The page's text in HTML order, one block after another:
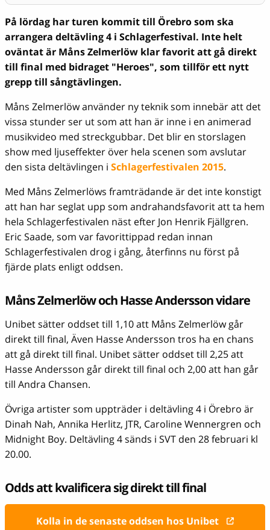
På lördag har turen kommit till Örebro som ska
arrangera deltävling 4 i Schlagerfestival. Inte helt
oväntat är Måns Zelmerlöw klar favorit att gå direkt
till final med bidraget "Heroes", som tillför ett nytt
grepp till sångtävlingen.
Måns Zelmerlöw använder ny teknik som innebär att det
vissa stunder ser ut som att han är inne i en animerad
musikvideo med streckgubbar. Det blir en storslagen
show med ljuseffekter över hela scenen som avslutar
den sista deltävlingen i Schlagerfestivalen 2015.
Med Måns Zelmerlöws framträdande är det inte konstigt
att han har seglat upp som andrahandsfavorit att ta hem
hela Schlagerfestivalen näst efter Jon Henrik Fjällgren.
Eric Saade, som var favorittippad redan innan
Schlagerfestivalen drog i gång, återfinns nu först på
fjärde plats enligt oddsen.
Måns Zelmerlöw och Hasse Andersson vidare
Unibet sätter oddset till 1,10 att Måns Zelmerlöw går
direkt till final, Även Hasse Andersson tros ha en chans
att gå direkt till final. Unibet sätter oddset till 2,25 att
Hasse Andersson går direkt till final och 2,00 att han går
till Andra Chansen.
Övriga artister som uppträder i deltävling 4 i Örebro är
Dinah Nah, Annika Herlitz, JTR, Caroline Wennergren och
Midnight Boy. Deltävling 4 sänds i SVT den 28 februari kl
20.00.
Odds att kvalificera sig direkt till final
Kolla in de senaste oddsen hos Unibet